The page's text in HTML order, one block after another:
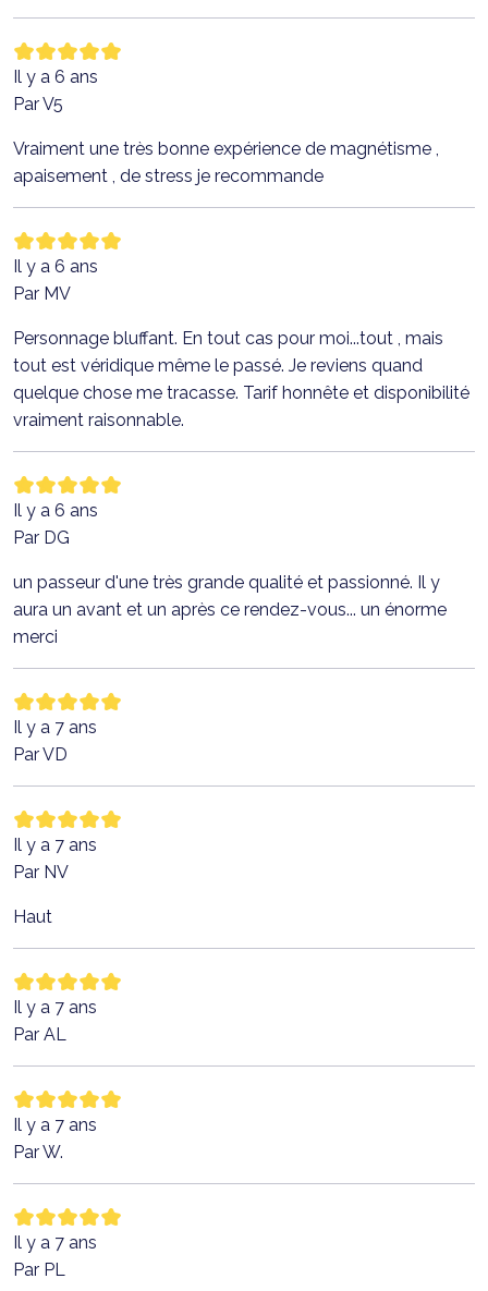
Il y a 6 ans
Par V5
Vraiment une très bonne expérience de magnétisme ,
apaisement , de stress je recommande
Il y a 6 ans
Par MV
Personnage bluffant. En tout cas pour moi...tout , mais
tout est véridique même le passé. Je reviens quand
quelque chose me tracasse. Tarif honnête et disponibilité
vraiment raisonnable.
Il y a 6 ans
Par DG
un passeur d'une très grande qualité et passionné. Il y
aura un avant et un après ce rendez-vous... un énorme
merci
Il y a 7 ans
Par VD
Il y a 7 ans
Par NV
Haut
Il y a 7 ans
Par AL
Il y a 7 ans
Par W.
Il y a 7 ans
Par PL